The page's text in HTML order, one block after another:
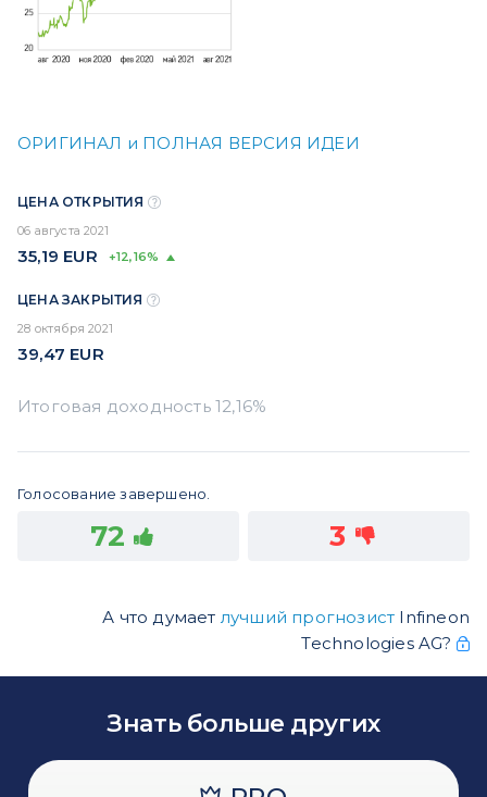
ОРИГИНАЛ и ПОЛНАЯ ВЕРСИЯ ИДЕИ
ЦЕНА ОТКРЫТИЯ
06 августа 2021
35,19 EUR +12,16%
ЦЕНА ЗАКРЫТИЯ
28 октября 2021
39,47 EUR
Голосование завершено.
72 3
А что думает лучший прогнозист Infineon
Technologies AG?
Знать больше других